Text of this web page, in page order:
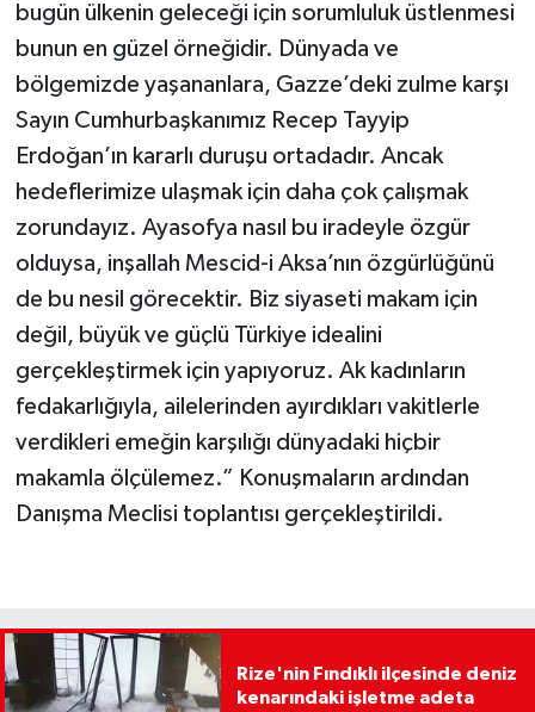
bugün ülkenin geleceği için sorumluluk üstlenmesi
bunun en güzel örneğidir. Dünyada ve
bölgemizde yaşananlara, Gazze’deki zulme karşı
Sayın Cumhurbaşkanımız Recep Tayyip
Erdoğan’ın kararlı duruşu ortadadır. Ancak
hedeflerimize ulaşmak için daha çok çalışmak
zorundayız. Ayasofya nasıl bu iradeyle özgür
olduysa, inşallah Mescid-i Aksa’nın özgürlüğünü
de bu nesil görecektir. Biz siyaseti makam için
değil, büyük ve güçlü Türkiye idealini
gerçekleştirmek için yapıyoruz. Ak kadınların
fedakarlığıyla, ailelerinden ayırdıkları vakitlerle
verdikleri emeğin karşılığı dünyadaki hiçbir
makamla ölçülemez.” Konuşmaların ardından
Danışma Meclisi toplantısı gerçekleştirildi.
Rize'nin Fındıklı ilçesinde deniz
kenarındaki işletme adeta